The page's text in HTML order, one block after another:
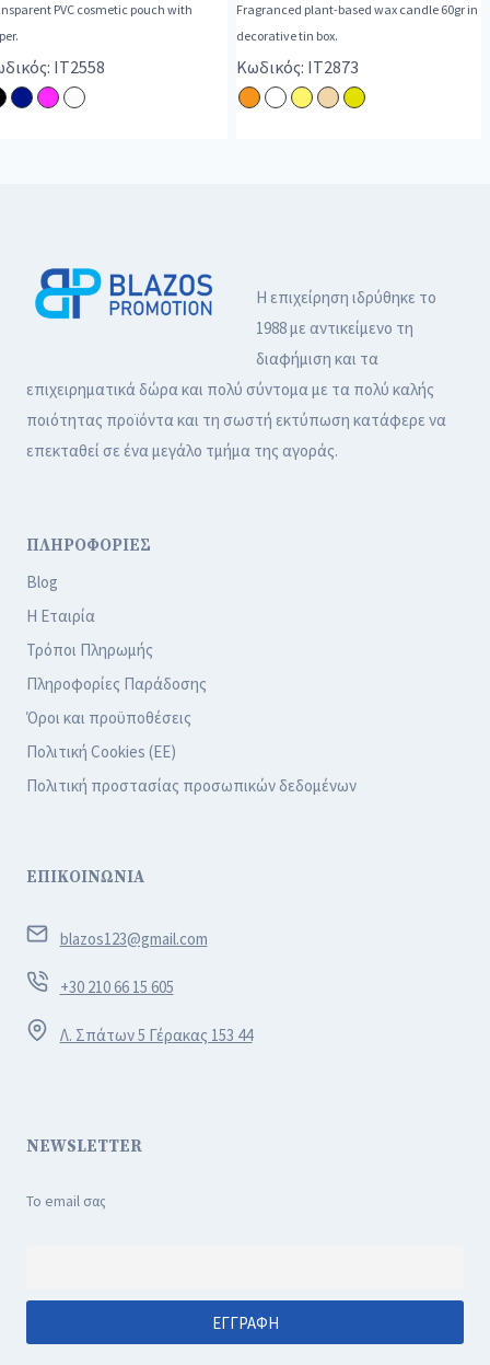
PVC cosmetic pouch with
IT2558
Fragranced plant-based wax candle 60gr in
decorative tin box.
Κωδικός: IT2873
Η επιχείρηση ιδρύθηκε το
1988 με αντικείμενο τη
διαφήμιση και τα
επιχειρηματικά δώρα και πολύ σύντομα με τα πολύ καλής
ποιότητας προϊόντα και τη σωστή εκτύπωση κατάφερε να
επεκταθεί σε ένα μεγάλο τμήμα της αγοράς.
ΠΛΗΡΟΦΟΡΙΕΣ
Blog
Η Εταιρία
Τρόποι Πληρωμής
Πληροφορίες Παράδοσης
Όροι και προϋποθέσεις
Πολιτική Cookies (ΕΕ)
Πολιτική προστασίας προσωπικών δεδομένων
ΕΠΙΚΟΙΝΩΝΙΑ
blazos123@gmail.com
+30 210 66 15 605
Λ. Σπάτων 5 Γέρακας 153 44
NEWSLETTER
Το email σας